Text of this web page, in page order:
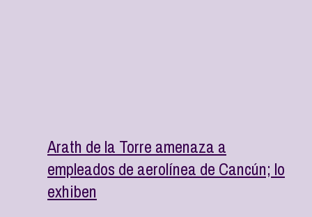
Arath de la Torre amenaza a
empleados de aerolínea de Cancún; lo
exhiben